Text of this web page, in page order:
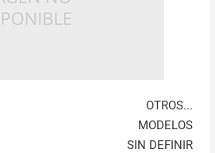
OTROS...
MODELOS
SIN DEFINIR